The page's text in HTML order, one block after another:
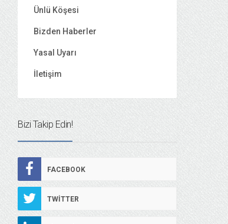
Ünlü Köşesi
Bizden Haberler
Yasal Uyarı
İletişim
Bizi Takip Edin!
FACEBOOK
TWITTER